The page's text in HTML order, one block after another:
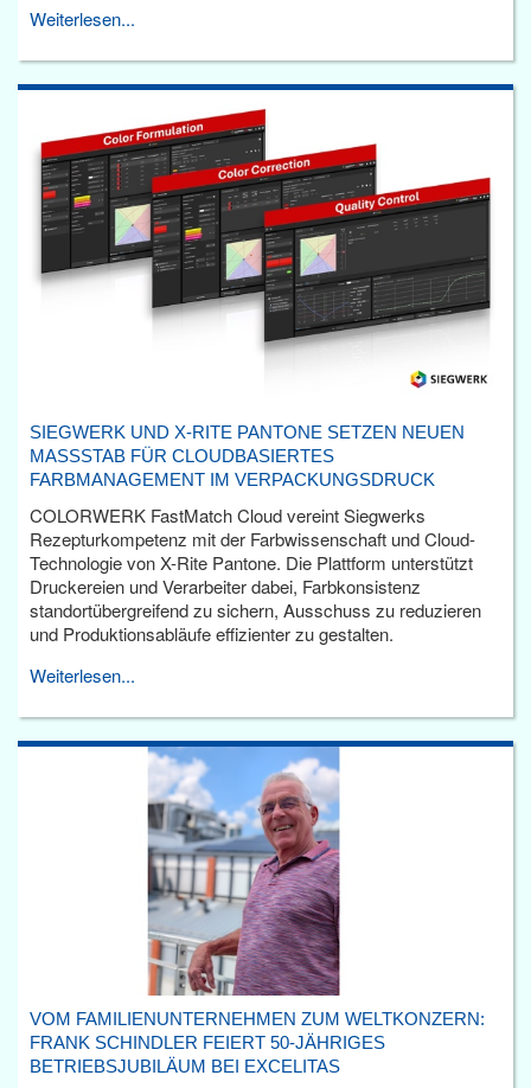
Weiterlesen...
SIEGWERK UND X-RITE PANTONE SETZEN NEUEN
MASSSTAB FÜR CLOUDBASIERTES F
ARBMANAGEMENT IM VERPACKUNGSDRUCK
COLORWERK FastMatch Cloud vereint Siegwerks
Rezepturkompetenz mit der Farbwissenschaft und Cloud-
Technologie von X-Rite Pantone. Die Plattform unterstützt
Druckereien und Verarbeiter dabei, Farbkonsistenz
standortübergreifend zu sichern, Ausschuss zu reduzieren
und Produktionsabläufe effizienter zu gestalten.
Weiterlesen...
VOM FAMILIENUNTERNEHMEN ZUM WELTKONZERN:
FRANK SCHINDLER FEIERT 50-JÄHRIGES
BETRIEBSJUBILÄUM BEI EXCELITAS